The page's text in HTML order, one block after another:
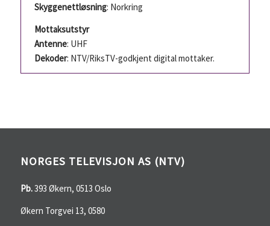
Skyggenettløsning: Norkring
Mottaksutstyr
Antenne: UHF
Dekoder: NTV/RiksTV-godkjent digital mottaker.
NORGES TELEVISJON AS (NTV)
Pb.393 Økern, 0513 Oslo
Økern Torgvei 13, 0580